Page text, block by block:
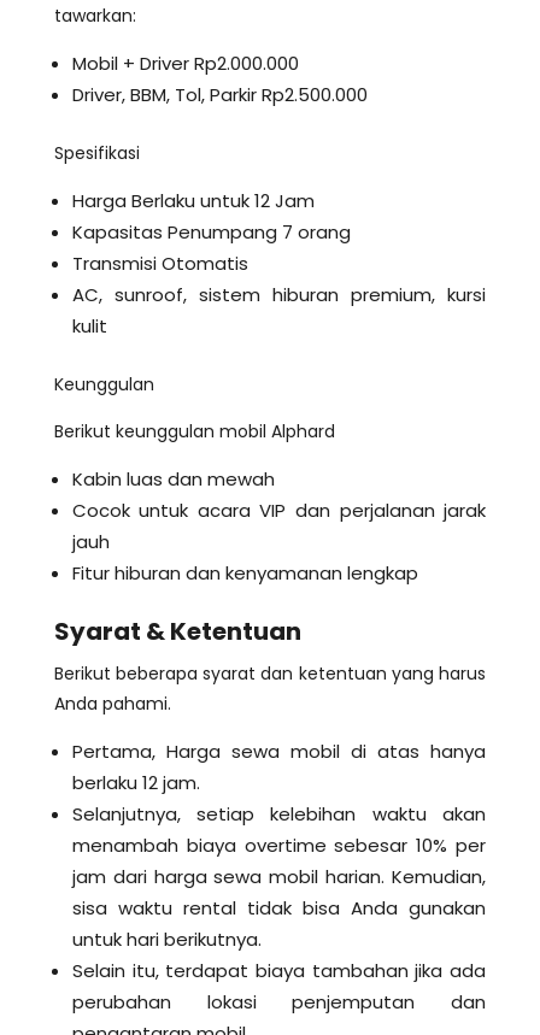
tawarkan:
Mobil + Driver Rp2.000.000
Driver, BBM, Tol, Parkir Rp2.500.000
Spesifikasi
Harga Berlaku untuk 12 Jam
Kapasitas Penumpang 7 orang
Transmisi Otomatis
AC, sunroof, sistem hiburan premium, kursi
kulit
Keunggulan
Berikut keunggulan mobil Alphard
Kabin luas dan mewah
Cocok untuk acara VIP dan perjalanan jarak
jauh
Fitur hiburan dan kenyamanan lengkap
Syarat & Ketentuan
Berikut beberapa syarat dan ketentuan yang harus
Anda pahami.
Pertama, Harga sewa mobil di atas hanya
berlaku 12 jam.
Selanjutnya, setiap kelebihan waktu akan
menambah biaya overtime sebesar 10% per
jam dari harga sewa mobil harian. Kemudian,
sisa waktu rental tidak bisa Anda gunakan
untuk hari berikutnya.
Selain itu, terdapat biaya tambahan jika ada
perubahan lokasi penjemputan dan